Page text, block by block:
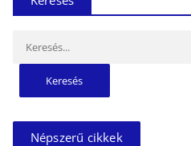
Népszerű cikkek